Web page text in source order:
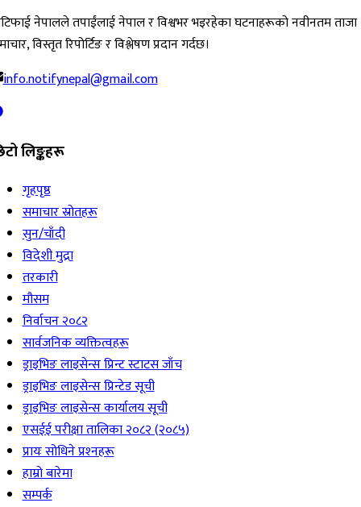
नेपालले तपाईंलाई नेपाल र विश्वभर भइरहेका घटनाहरूको नवीनतम ताजा
विस्तृत रिपोर्टिङ र विश्लेषण प्रदान गर्दछ।
info.notifynepal@gmail.com
लिङ्कहरू
गृहपृष्ठ
समाचार स्रोतहरू
सुन/चाँदी
विदेशी मुद्रा
तरकारी
मौसम
निर्वाचन २०८२
सार्वजनिक व्यक्तित्वहरू
ड्राइभिङ लाइसेन्स प्रिन्ट स्टाटस जाँच
ड्राइभिङ लाइसेन्स प्रिन्टेड सूची
ड्राइभिङ लाइसेन्स कार्यालय सूची
एसईई परीक्षा तालिका २०८२ (२०८५)
प्रायः सोधिने प्रश्‍नहरू
हाम्रो बारेमा
सम्पर्क